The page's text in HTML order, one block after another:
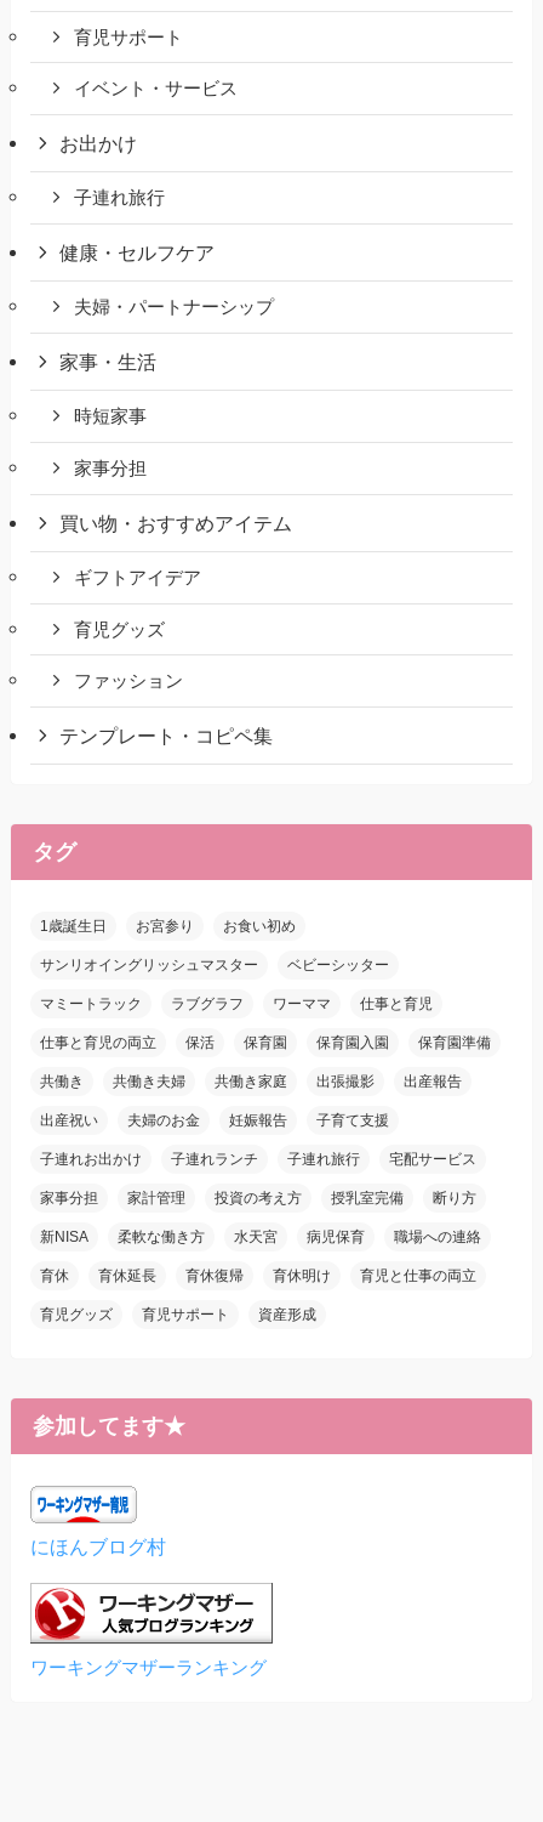
育児サポート
イベント・サービス
お出かけ
子連れ旅行
健康・セルフケア
夫婦・パートナーシップ
家事・生活
時短家事
家事分担
買い物・おすすめアイテム
ギフトアイデア
育児グッズ
ファッション
テンプレート・コピペ集
タグ
1歳誕生日 お宮参り お食い初め
サンリオイングリッシュマスター ベビーシッター
マミートラック ラブグラフ ワーママ 仕事と育児
仕事と育児の両立 保活 保育園 保育園入園 保育園準備
共働き 共働き夫婦 共働き家庭 出張撮影 出産報告
出産祝い 夫婦のお金 妊娠報告 子育て支援
子連れお出かけ 子連れランチ 子連れ旅行 宅配サービス
家事分担 家計管理 投資の考え方 授乳室完備 断り方
新NISA 柔軟な働き方 水天宮 病児保育 職場への連絡
育休 育休延長 育休復帰 育休明け 育児と仕事の両立
育児グッズ 育児サポート 資産形成
参加してます★
にほんブログ村
ワーキングマザーランキング